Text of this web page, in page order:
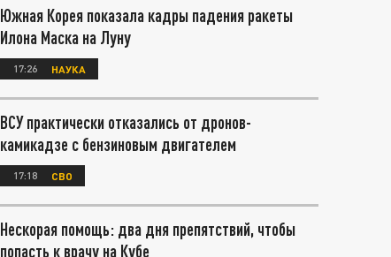
Южная Корея показала кадры падения ракеты
Илона Маска на Луну
17:26 НАУКА
ВСУ практически отказались от дронов-
камикадзе с бензиновым двигателем
17:18 СВО
Нескорая помощь: два дня препятствий, чтобы
попасть к врачу на Кубе